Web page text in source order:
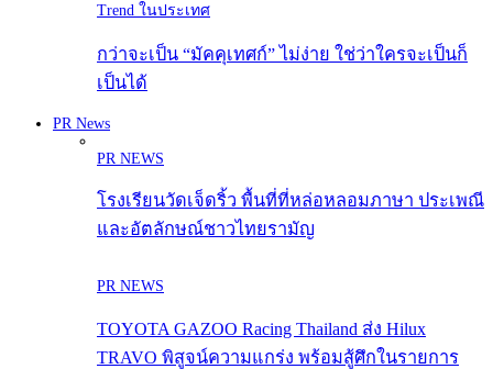
Trend ในประเทศ
กว่าจะเป็น “มัคคุเทศก์” ไม่ง่าย ใช่ว่าใครจะเป็นก็
เป็นได้
PR News
PR NEWS
โรงเรียนวัดเจ็ดริ้ว พื้นที่ที่หล่อหลอมภาษา ประเพณี
และอัตลักษณ์ชาวไทยรามัญ
PR NEWS
TOYOTA GAZOO Racing Thailand ส่ง Hilux
TRAVO พิสูจน์ความแกร่ง พร้อมสู้ศึกในรายการ